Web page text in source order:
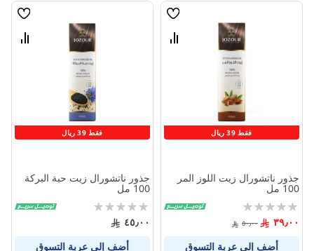
فقط 39 ريال
قائمة
قارن
جذور ناتشورال زيت اللوز المر
100 مل
Rating:
٣٩٫٠٠ ٥٠٫٠٠
أضف إلى عربة التسوق
فقط 39 ريال
قائمة
قارن
جذور ناتشورال زيت حبة البركة
100 مل
Rating:
٤٥٫٠٠
أضف إلى عربة التسوق